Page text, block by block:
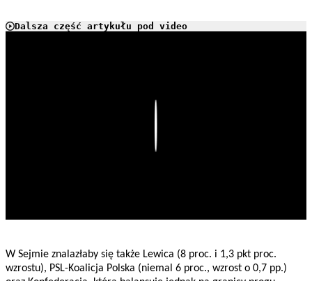
Dalsza część artykułu pod video
W Sejmie znalazłaby się także Lewica (8 proc. i 1,3 pkt proc.
wzrostu), PSL-Koalicja Polska (niemal 6 proc., wzrost o 0,7 pp.)